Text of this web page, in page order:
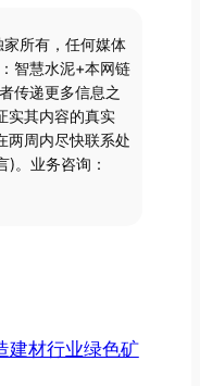
家所有，任何媒体
智慧水泥+本网链
传递更多信息之
实其内容的真实
两周内尽快联系处
)。业务咨询：